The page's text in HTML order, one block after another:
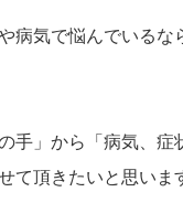
病気で悩んでいる
手」から「病気、
て頂きたいと思いま